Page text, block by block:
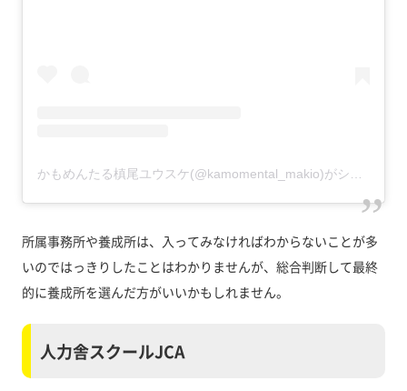
所属事務所や養成所は、入ってみなければわからないことが多
いのではっきりしたことはわかりませんが、総合判断して最終
的に養成所を選んだ方がいいかもしれません。
人力舎スクールJCA